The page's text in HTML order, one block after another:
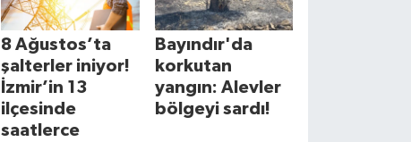
8 Ağustos’ta
şalterler iniyor!
İzmir’in 13
ilçesinde
saatlerce
Bayındır'da
korkutan
yangın: Alevler
bölgeyi sardı!